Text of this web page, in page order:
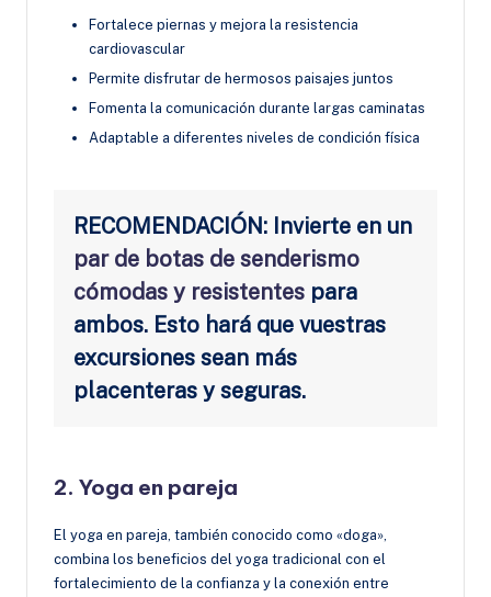
Fortalece piernas y mejora la resistencia
cardiovascular
Permite disfrutar de hermosos paisajes juntos
Fomenta la comunicación durante largas caminatas
Adaptable a diferentes niveles de condición física
RECOMENDACIÓN: Invierte en un
par de botas de senderismo
cómodas y resistentes para
ambos. Esto hará que vuestras
excursiones sean más
placenteras y seguras.
2. Yoga en pareja
El yoga en pareja, también conocido como «doga»,
combina los beneficios del yoga tradicional con el
fortalecimiento de la confianza y la conexión entre